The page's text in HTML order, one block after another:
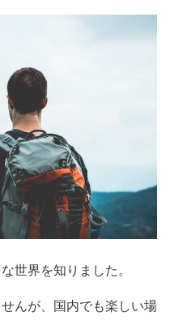
世界を知りました。
んが、国内でも楽しい場